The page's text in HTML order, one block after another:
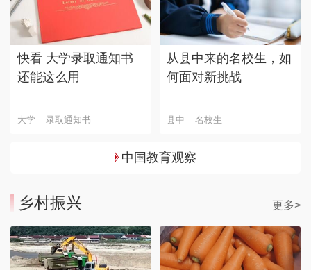
快看 大学录取通知书
还能这么用
大学 录取通知书
从县中来的名校生，如
何面对新挑战
县中 名校生
中国教育观察
乡村振兴 更多>